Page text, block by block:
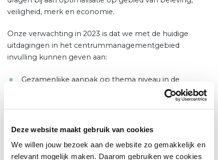
Deze website maakt gebruik van cookies
We willen jouw bezoek aan de website zo gemakkelijk en
relevant mogelijk maken. Daarom gebruiken we cookies
veiligheid, merk en economie.
Onze verwachting in 2023 is dat we met de huidige
uitdagingen in het centrummanagementgebied
invulling kunnen geven aan:
Gezamenlijke aanpak op thema niveau in de
Integrale datavoorziening in 1 overzicht
Stakeholder / ecosysteemmanagement